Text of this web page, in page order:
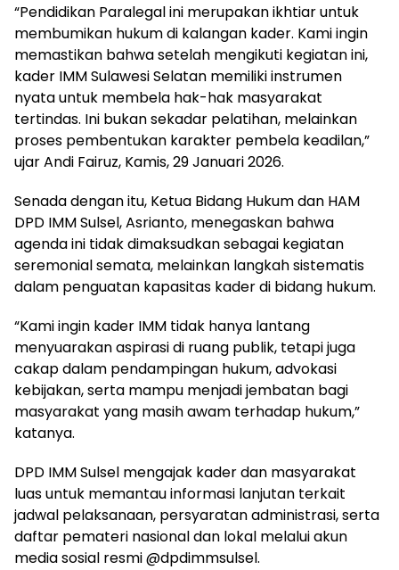
“Pendidikan Paralegal ini merupakan ikhtiar untuk
membumikan hukum di kalangan kader. Kami ingin
memastikan bahwa setelah mengikuti kegiatan ini,
kader IMM Sulawesi Selatan memiliki instrumen
nyata untuk membela hak-hak masyarakat
tertindas. Ini bukan sekadar pelatihan, melainkan
proses pembentukan karakter pembela keadilan,”
ujar Andi Fairuz, Kamis, 29 Januari 2026.
Senada dengan itu, Ketua Bidang Hukum dan HAM
DPD IMM Sulsel, Asrianto, menegaskan bahwa
agenda ini tidak dimaksudkan sebagai kegiatan
seremonial semata, melainkan langkah sistematis
dalam penguatan kapasitas kader di bidang hukum.
“Kami ingin kader IMM tidak hanya lantang
menyuarakan aspirasi di ruang publik, tetapi juga
cakap dalam pendampingan hukum, advokasi
kebijakan, serta mampu menjadi jembatan bagi
masyarakat yang masih awam terhadap hukum,”
katanya.
DPD IMM Sulsel mengajak kader dan masyarakat
luas untuk memantau informasi lanjutan terkait
jadwal pelaksanaan, persyaratan administrasi, serta
daftar pemateri nasional dan lokal melalui akun
media sosial resmi @dpdimmsulsel.